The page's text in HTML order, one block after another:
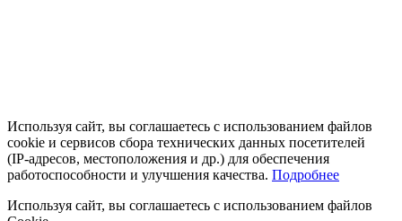
Используя сайт, вы соглашаетесь с использованием файлов
cookie и сервисов сбора технических данных посетителей
(IP‑адресов, местоположения и др.) для обеспечения
работоспособности и улучшения качества. Подробнее
Используя сайт, вы соглашаетесь с использованием файлов